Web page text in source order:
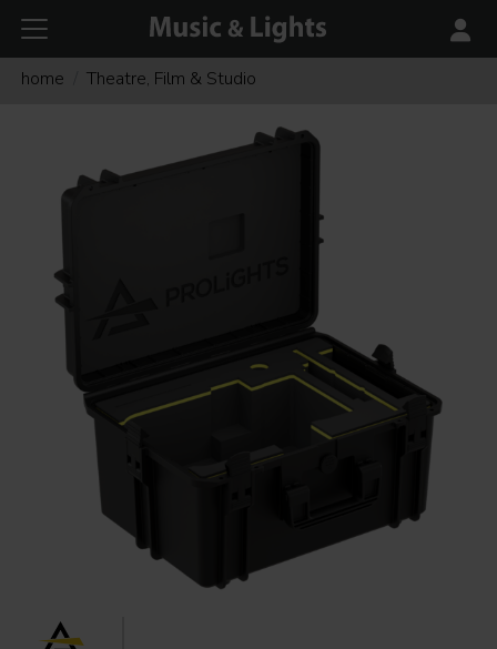
home Theatre, Film & Studio